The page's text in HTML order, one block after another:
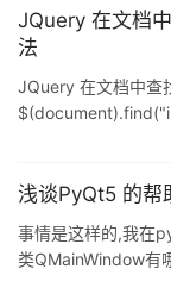
8"?> <班级> <学
JQuery 在文档
法
JQuery 在文档中查
希望能给大家一个
浅谈PyQt5 的帮
事情是这样的,我在
类QMainWindow有